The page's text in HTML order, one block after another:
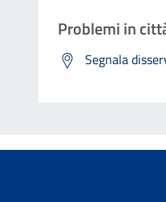
Problemi in
Segnala